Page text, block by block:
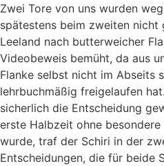
Zwei Tore von uns wurden
spätestens beim zweiten nicht
Leeland nach butterweicher
Videobeweis bemüht, da aus
Flanke selbst nicht im Abseits
lehrbuchmäßig freigelaufen
sicherlich die Entscheidung
erste Halbzeit ohne
wurde, traf der Schiri in der
Entscheidungen, die für beide